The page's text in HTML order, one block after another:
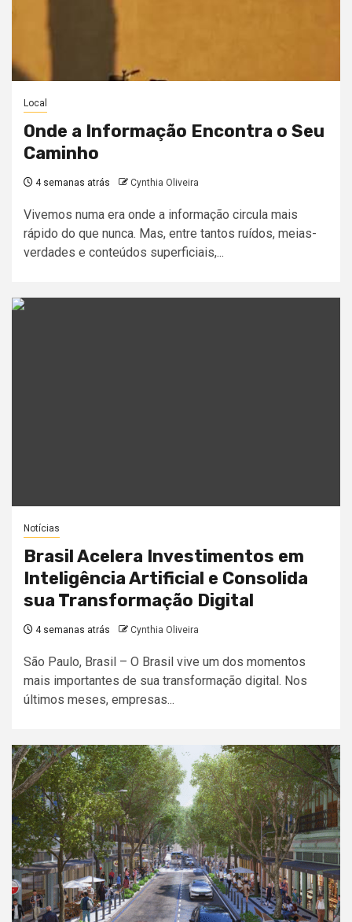
Local
Onde a Informação Encontra o Seu
Caminho
4 semanas atrás Cynthia Oliveira
Vivemos numa era onde a informação circula mais
rápido do que nunca. Mas, entre tantos ruídos, meias-
verdades e conteúdos superficiais,...
Notícias
Brasil Acelera Investimentos em
Inteligência Artificial e Consolida
sua Transformação Digital
4 semanas atrás Cynthia Oliveira
São Paulo, Brasil – O Brasil vive um dos momentos
mais importantes de sua transformação digital. Nos
últimos meses, empresas...